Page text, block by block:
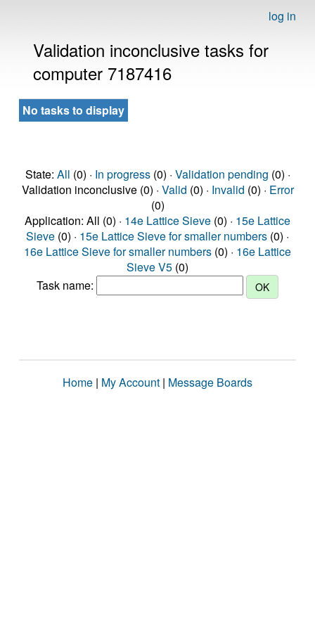
log in
Validation inconclusive tasks for
computer 7187416
No tasks to display
State: All (0) · In progress(0) · Validation pending (0) ·
Validation inconclusive (0) · Valid (0) · Invalid (0) · Error
(0)
Application: All (0) · 14e Lattice Sieve (0) · 15e Lattice
Sieve (0) · 15e Lattice Sieve for smaller numbers (0) ·
16e Lattice Sieve for smaller numbers (0) · 16e Lattice
Sieve V5 (0)
Task name:
Home | My Account | Message Boards